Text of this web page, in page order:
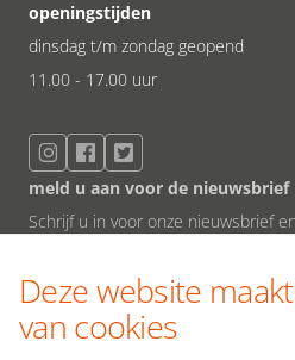
openingstijden
dinsdag t/m zondag geopend
11.00 - 17.00 uur
meld u aan voor de nieuwsbrief
Schrijf u in voor onze nieuwsbrief
Deze website
van cookies